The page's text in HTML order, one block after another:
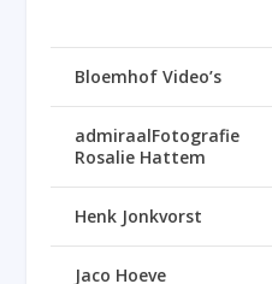
Bloemhof Video’s
admiraalFotografie
Rosalie Hattem
Henk Jonkvorst
Jaco Hoeve